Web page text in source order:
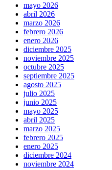
mayo 2026
abril 2026
marzo 2026
febrero 2026
enero 2026
diciembre 2025
noviembre 2025
octubre 2025
septiembre 2025
agosto 2025
julio 2025
junio 2025
mayo 2025
abril 2025
marzo 2025
febrero 2025
enero 2025
diciembre 2024
noviembre 2024